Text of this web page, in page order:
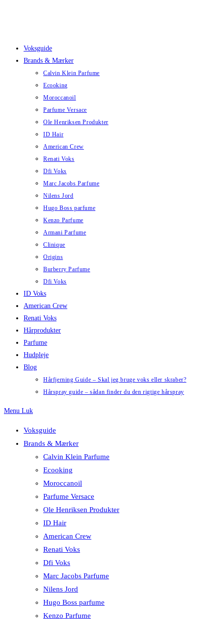
Voksguide
Brands & Mærker
Calvin Klein Parfume
Ecooking
Moroccanoil
Parfume Versace
Ole Henriksen Produkter
ID Hair
American Crew
Renati Voks
Dfi Voks
Marc Jacobs Parfume
Nilens Jord
Hugo Boss parfume
Kenzo Parfume
Armani Parfume
Clinique
Origins
Burberry Parfume
Dfi Voks
ID Voks
American Crew
Renati Voks
Hårprodukter
Parfume
Hudpleje
Blog
Hårfjerning Guide – Skal jeg bruge voks eller skraber?
Hårspray guide – sådan finder du den rigtige hårspray
Menu Luk
Voksguide
Brands & Mærker
Calvin Klein Parfume
Ecooking
Moroccanoil
Parfume Versace
Ole Henriksen Produkter
ID Hair
American Crew
Renati Voks
Dfi Voks
Marc Jacobs Parfume
Nilens Jord
Hugo Boss parfume
Kenzo Parfume